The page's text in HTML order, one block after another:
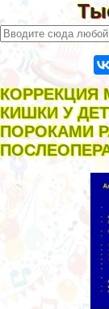
КОРРЕКЦИЯ
КИШКИ У
ПОРОКАМИ